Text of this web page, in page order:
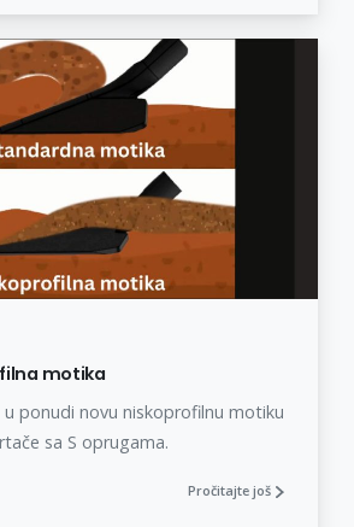
motika
u ponudi novu niskoprofilnu motiku
sa S oprugama.
Pročitajte još